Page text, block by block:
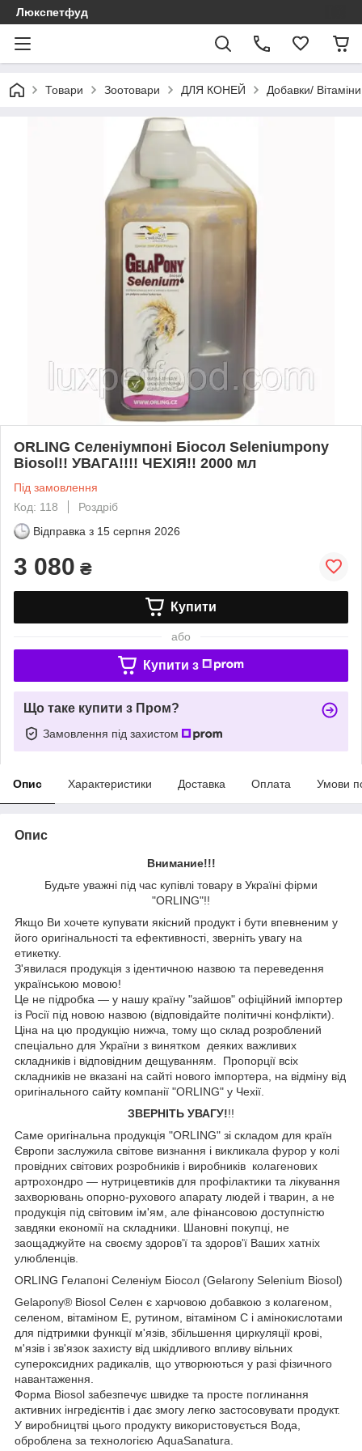
Люкспетфуд
Товари Зоотовари ДЛЯ КОНЕЙ Добавки/ Вітаміни
ORLING Селеніумпоні Біосол Seleniumpony
Biosol!! УВАГА!!!! ЧЕХІЯ!! 2000 мл
Під замовлення
Код: 118
Роздріб
Відправка з 15 серпня 2026
3 080 ₴
Купити
або
Купити з
Що таке купити з Пром?
Замовлення під захистом
Опис Характеристики Доставка Оплата Умови
Опис
Внимание!!!
Будьте уважні під час купівлі товару в Україні фірми
"ORLING"!!
Якщо Ви хочете купувати якісний продукт і бути впевненим у
його оригінальності та ефективності, зверніть увагу на
етикетку.
З'явилася продукція з ідентичною назвою та переведення
українською мовою!
Це не підробка — у нашу країну "зайшов" офіційний імпортер
із Росії під новою назвою (відповідайте політичні конфлікти).
Ціна на цю продукцію нижча, тому що склад розроблений
спеціально для України з винятком деяких важливих
складників і відповідним дещуванням. Пропорції всіх
складників не вказані на сайті нового імпортера, на відміну від
оригінального сайту компанії "ORLING" у Чехії.
ЗВЕРНІТЬ УВАГУ!!!
Саме оригінальна продукція "ORLING" зі складом для країн
Європи заслужила світове визнання і викликала фурор у колі
провідних світових розробників і виробників колагенових
артрохондро — нутрицевтиків для профілактики та лікування
захворювань опорно-рухового апарату людей і тварин, а не
продукція під світовим ім'ям, але фінансовою доступністю
завдяки економії на складники. Шановні покупці, не
заощаджуйте на своєму здоров'ї та здоров'ї Ваших хатніх
улюбленців.
ORLING Гелапоні Селеніум Біосол (Gelarony Selenium Biosol)
Gelapony® Biosol Селен є харчовою добавкою з колагеном,
селеном, вітаміном Е, рутином, вітаміном C і амінокислотами
для підтримки функції м'язів, збільшення циркуляції крові,
м'язів і зв'язок захисту від шкідливого впливу вільних
супероксидних радикалів, що утворюються у разі фізичного
навантаження.
Форма Biosol забезпечує швидке та просте поглинання
активних інгредієнтів і дає змогу легко застосовувати продукт.
У виробництві цього продукту використовується Вода,
оброблена за технологією AquaSanatura.